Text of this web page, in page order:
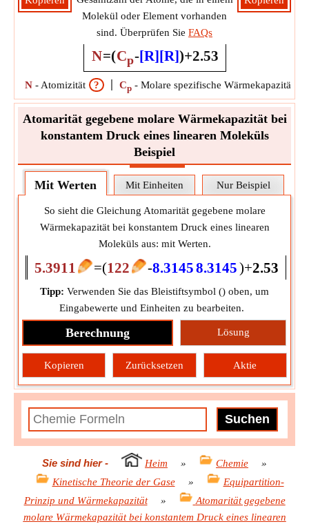
Molekül oder Element vorhanden
sind. Überprüfen Sie FAQs
N=(Cp-[R][R])+2.53
N - Atomizität ? Cp - Molare spezifische Wärmekapazität
Atomarität gegebene molare Wärmekapazität bei
konstantem Druck eines linearen Moleküls
Beispiel
Mit Werten Mit Einheiten Nur Beispiel
So sieht die Gleichung Atomarität gegebene molare
Wärmekapazität bei konstantem Druck eines linearen
Moleküls aus: mit Werten.
5.3911 =(122 -8.31458.3145)+2.53
Tipp: Verwenden Sie das Bleistiftsymbol () oben, um
Eingabewerte und Einheiten zu bearbeiten.
Berechnung Lösung
Kopieren Zurücksetzen Aktie
Sie sind hier- Heim » Chemie
»
Kinetische Theorie der Gase
»
Equipartition-
Prinzip und Wärmekapazität
»
Atomarität gegebene
molare Wärmekapazität bei konstantem Druck eines linearen